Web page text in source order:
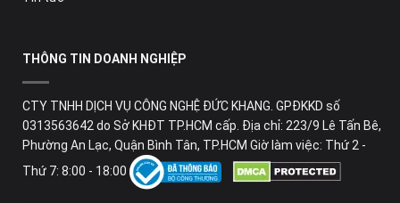
THÔNG TIN DOANH NGHIỆP
CTY TNHH DỊCH VỤ CÔNG NGHỆ ĐỨC KHANG. GPĐKKD số
0313563642 do Sở KHĐT TP.HCM cấp. Địa chỉ: 223/9 Lê Tấn Bê,
Phường An Lạc, Quận Bình Tân, TP.HCM Giờ làm việc: Thứ 2 -
Thứ 7: 8:00 - 18:00